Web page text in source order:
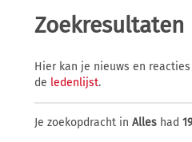
Zoekresultaten
Hier kan je nieuws en
de ledenlijst.
Je zoekopdracht in Alles had 19